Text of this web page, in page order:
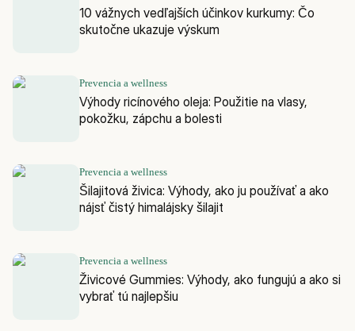
10 vážnych vedľajších účinkov kurkumy: Čo
skutočne ukazuje výskum
Prevencia a wellness
Výhody ricínového oleja: Použitie na vlasy,
pokožku, zápchu a bolesti
Prevencia a wellness
Šilajitová živica: Výhody, ako ju používať a ako
nájsť čistý himalájsky šilajit
Prevencia a wellness
Živicové Gummies: Výhody, ako fungujú a ako si
vybrať tú najlepšiu